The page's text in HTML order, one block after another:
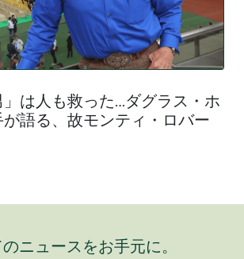
」は人も救った…ダグラス・ホ
語る、故モンティ・ロバー
ニュースをお手元に。